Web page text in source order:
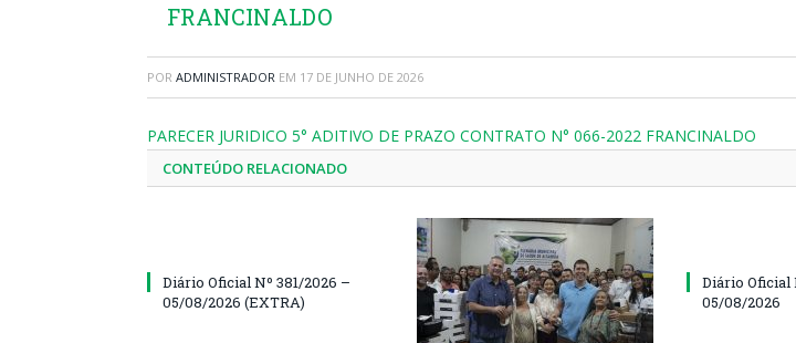
FRANCINALDO
POR ADMINISTRADOR EM 17 DE JUNHO DE 2026
PARECER JURIDICO 5° ADITIVO DE PRAZO CONTRATO N° 066-2022 FRANCINALDO
CONTEÚDO RELACIONADO
Diário Oficial Nº 381/2026 –
05/08/2026 (EXTRA)
Diário Oficial
05/08/2026